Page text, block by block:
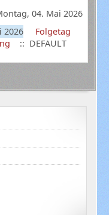
04. Mai 2026
2026
Folgetag
:: DEFAULT